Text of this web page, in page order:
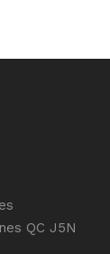
QC J5N